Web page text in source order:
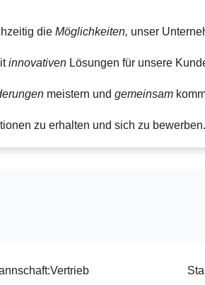
die Möglichkeiten, unser
innovativen Lösungen für unsere
meistern und gemeinsam
zu erhalten und sich zu bewerben.
Vertrieb